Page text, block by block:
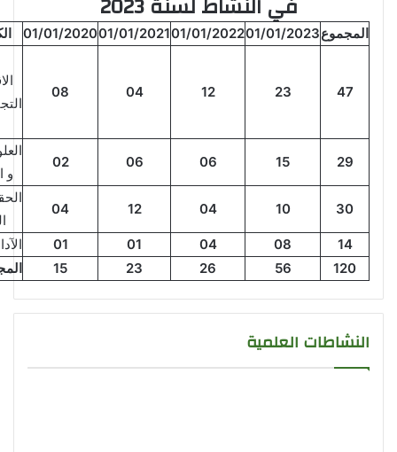
المجموع01/01/2023
01/01/2022
01/01/2021
01/01/2020
47
23
12
04
08
29
15
06
06
02
و
30
10
04
12
04
14
08
04
01
01
120
56
26
23
15
النشاطات العلمية